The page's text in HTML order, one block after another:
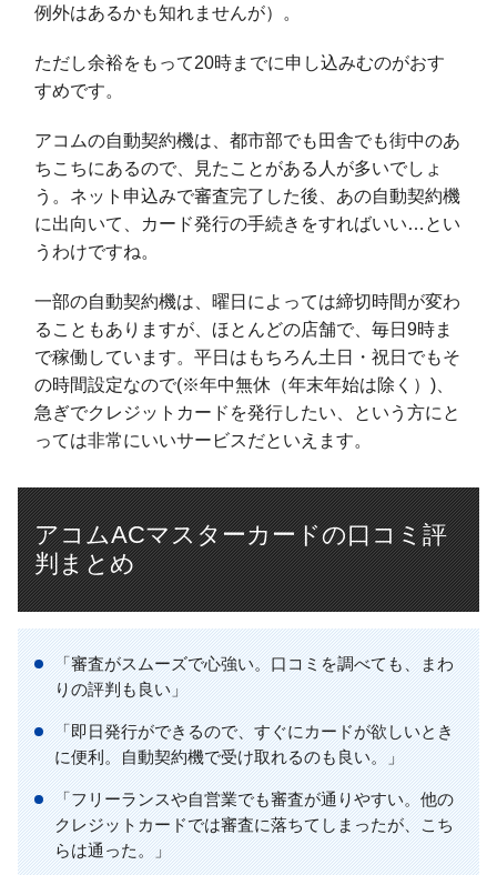
例外はあるかも知れませんが）。
ただし余裕をもって20時までに申し込みむのがおす
すめです。
アコムの自動契約機は、都市部でも田舎でも街中のあ
ちこちにあるので、見たことがある人が多いでしょ
う。ネット申込みで審査完了した後、あの自動契約機
に出向いて、カード発行の手続きをすればいい…とい
うわけですね。
一部の自動契約機は、曜日によっては締切時間が変わ
ることもありますが、ほとんどの店舗で、毎日9時ま
で稼働しています。平日はもちろん土日・祝日でもそ
の時間設定なので(※年中無休（年末年始は除く）)、
急ぎでクレジットカードを発行したい、という方にと
っては非常にいいサービスだといえます。
アコムACマスターカードの口コミ評
判まとめ
「審査がスムーズで心強い。口コミを調べても、まわ
りの評判も良い」
「即日発行ができるので、すぐにカードが欲しいとき
に便利。自動契約機で受け取れるのも良い。」
「フリーランスや自営業でも審査が通りやすい。他の
クレジットカードでは審査に落ちてしまったが、こち
らは通った。」